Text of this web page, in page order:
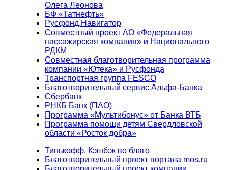
Олега Леонова
БФ «Татнефть»
Русфонд.Навигатор
Совместный проект АО «Федеральная
пассажирская компания» и Национального
РДКМ
Совместная благотворительная программа
компании «Ютека» и Русфонда
Транспортная группа FESCO
Благотворительный сервис Альфа-Банка
Сбербанк
РНКБ Банк (ПАО)
Программа «Мультибонус» от Банка ВТБ
Программа помощи детям Свердловской
области «Росток добра»
Тинькофф. Кэшбэк во благо
Благотворительный проект портала mos.ru